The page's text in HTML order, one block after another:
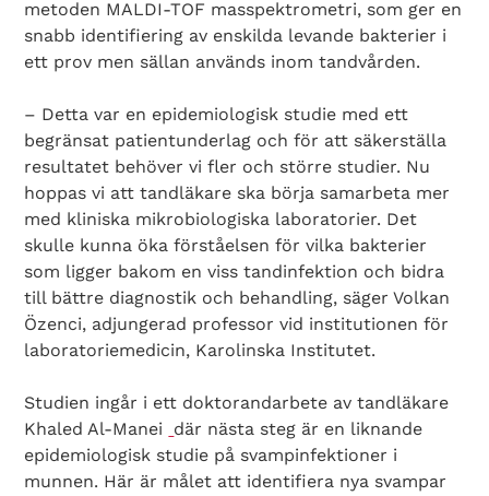
Search Diabetes Wellness Sverige
metoden MALDI-TOF masspektrometri, som ger en
snabb identifiering av enskilda levande bakterier i
ett prov men sällan används inom tandvården.
– Detta var en epidemiologisk studie med ett
begränsat patientunderlag och för att säkerställa
resultatet behöver vi fler och större studier. Nu
hoppas vi att tandläkare ska börja samarbeta mer
med kliniska mikrobiologiska laboratorier. Det
skulle kunna öka förståelsen för vilka bakterier
som ligger bakom en viss tandinfektion och bidra
till bättre diagnostik och behandling, säger Volkan
Özenci, adjungerad professor vid institutionen för
laboratoriemedicin, Karolinska Institutet.
Studien ingår i ett doktorandarbete av tandläkare
Khaled Al-Manei
där nästa steg är en liknande
epidemiologisk studie på svampinfektioner i
munnen. Här är målet att identifiera nya svampar